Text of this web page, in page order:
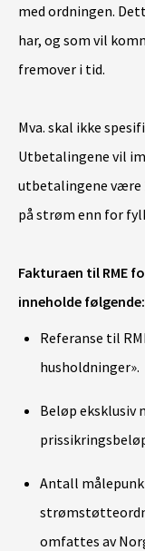
med ordningen.
har, og som vil
fremover i tid.
Mva. skal ikke
Utbetalingene vil
utbetalingene være
på strøm enn for
Fakturaen til RME
inneholde følgende:
Referanse til
husholdninger».
Beløp eksklusiv
Antall
omfattes av